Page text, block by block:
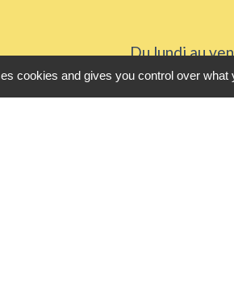
Du lundi au
cookies and gives you control over what